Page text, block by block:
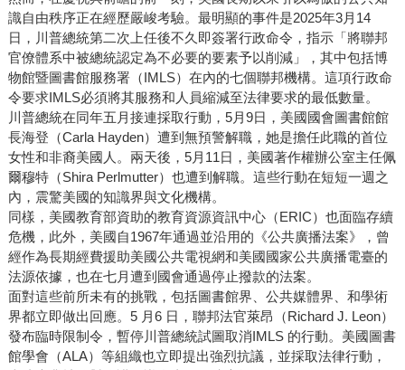
識自由秩序正在經歷嚴峻考驗。最明顯的事件是2025年3月14
日，川普總統第二次上任後不久即簽署行政命令，指示「將聯邦
官僚體系中被總統認定為不必要的要素予以削減」，其中包括博
物館暨圖書館服務署（IMLS）在內的七個聯邦機構。這項行政命
令要求IMLS必須將其服務和人員縮減至法律要求的最低數量。
川普總統在同年五月接連採取行動，5月9日，美國國會圖書館館
長海登（Carla Hayden）遭到無預警解職，她是擔任此職的首位
女性和非裔美國人。兩天後，5月11日，美國著作權辦公室主任佩
爾穆特（Shira Perlmutter）也遭到解職。這些行動在短短一週之
內，震驚美國的知識界與文化機構。
同樣，美國教育部資助的教育資源資訊中心（ERIC）也面臨存續
危機，此外，美國自1967年通過並沿用的《公共廣播法案》，曾
經作為長期經費援助美國公共電視網和美國國家公共廣播電臺的
法源依據，也在七月遭到國會通過停止撥款的法案。
面對這些前所未有的挑戰，包括圖書館界、公共媒體界、和學術
界都立即做出回應。5 月6 日，聯邦法官萊昂（Richard J. Leon）
發布臨時限制令，暫停川普總統試圖取消IMLS 的行動。美國圖書
館學會（ALA）等組織也立即提出強烈抗議，並採取法律行動，